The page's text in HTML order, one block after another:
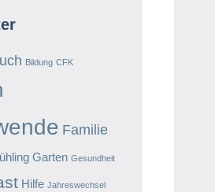
Bildung CFK
Familie
Garten Gesundheit
Hilfe Jahreswechsel